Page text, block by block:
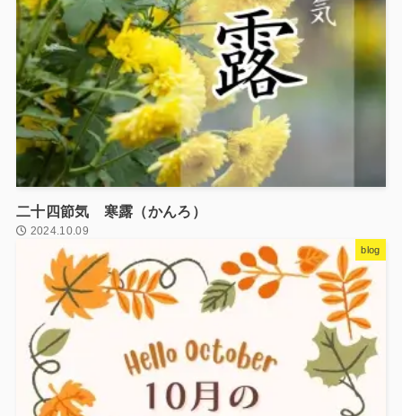
二十四節気 寒露（かんろ）
2024.10.09
blog